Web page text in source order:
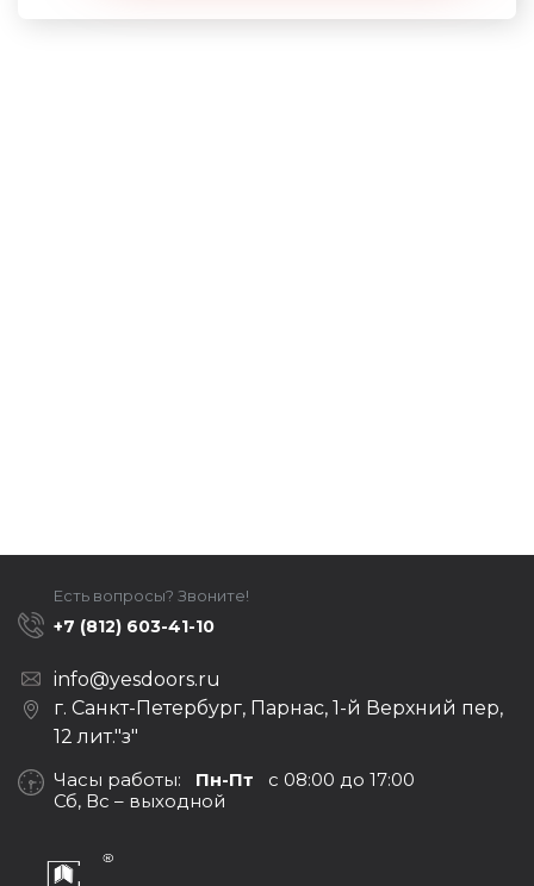
Есть вопросы? Звоните!
+7 (812) 603-41-10
info@yesdoors.ru
г. Санкт-Петербург, Парнас, 1-й Верхний пер,
12 лит."з"
Часы работы: Пн-Пт с 08:00 до 17:00
Сб, Вс – выходной